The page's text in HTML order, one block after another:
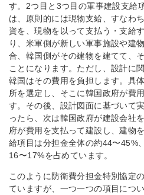
す。2つ目と3つ目の軍事建設支給
は、原則的には現物支給、すなわ
資を、現物を以って支払う・支給
り、米軍側が新しい軍事施設や建
合、韓国側がその建物を建てて、
ことになります。ただし、設計に
韓国はその費用を負担します。具
所を選定し、そこに韓国政府が費
す。その後、設計図面に基づいて
ったら、次は韓国政府が建設会社
府が費用を支払って建設し、建物
給項目は分担金全体の約44〜45%
16〜17%を占めています。
このように防衛費分担金特別協定
ていますが、一つ一つの項目につ